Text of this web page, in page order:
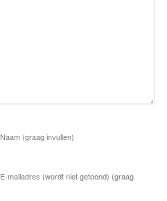
Naam (graag invullen)
E-mailadres (wordt niet getoond) (graag